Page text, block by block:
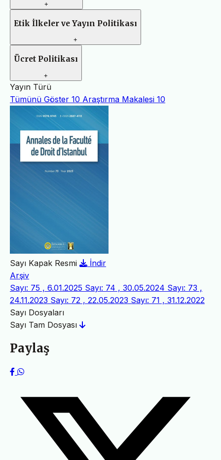
+
Etik İlkeler ve Yayın Politikası
+
Ücret Politikası
+
Yayın Türü
Tümünü Göster 10 Araştırma Makalesi 10
Sayı Kapak Resmi
İndir
Arşiv
Sayı: 75 , 6.01.2025 Sayı: 74 , 30.05.2024 Sayı: 73 ,
24.11.2023 Sayı: 72 , 22.05.2023 Sayı: 71 , 31.12.2022
Sayı Dosyaları
Sayı Tam Dosyası
Paylaş